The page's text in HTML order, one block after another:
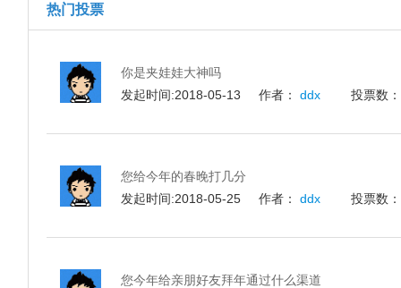
热门投票
你是夹娃娃大神吗
发起时间:2018-05-13 作者：
ddx 投票数：
您给今年的春晚打几分
发起时间:2018-05-25 作者：
ddx 投票数：
您今年给亲朋好友拜年通过什么渠道